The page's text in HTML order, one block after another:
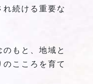
続ける重要な
もと、地域と
こころを育て